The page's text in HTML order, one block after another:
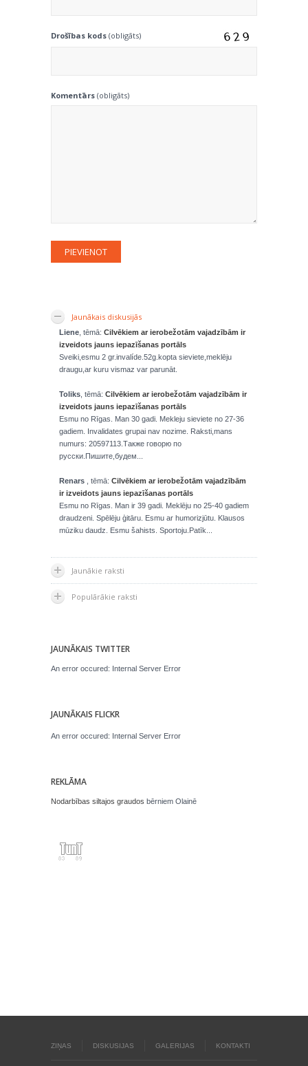
Drošības kods (obligāts)
Komentārs (obligāts)
Jaunākais diskusijās
Liene , tēmā: Cilvēkiem ar ierobežotām vajadzībām ir
izveidots jauns iepazīšanas portāls
Sveiki,esmu 2 gr.invalíde.52g.kopta sieviete,meklēju
draugu,ar kuru vismaz var parunāt.
Toliks , tēmā: Cilvēkiem ar ierobežotām vajadzībām ir
izveidots jauns iepazīšanas portāls
Esmu no Rīgas. Man 30 gadi. Mekleju sieviete no 27-36
gadiem. Invalidates grupai nav nozime. Raksti,mans
numurs: 20597113.Также говорю по
русски.Пишите,будем...
Renars , tēmā: Cilvēkiem ar ierobežotām vajadzībām
ir izveidots jauns iepazīšanas portāls
Esmu no Rīgas. Man ir 39 gadi. Meklēju no 25-40 gadiem
draudzeni. Spēlēju ģitāru. Esmu ar humorizjūtu. Klausos
mūziku daudz. Esmu šahists. Sportoju.Patīk...
Jaunākie raksti
Populārākie raksti
JAUNĀKAIS TWITTER
An error occured: Internal Server Error
JAUNĀKAIS FLICKR
An error occured: Internal Server Error
REKLĀMA
Nodarbības siltajos graudos bērniem Olainē
ZIŅAS DISKUSIJAS GALERIJAS KONTAKTI